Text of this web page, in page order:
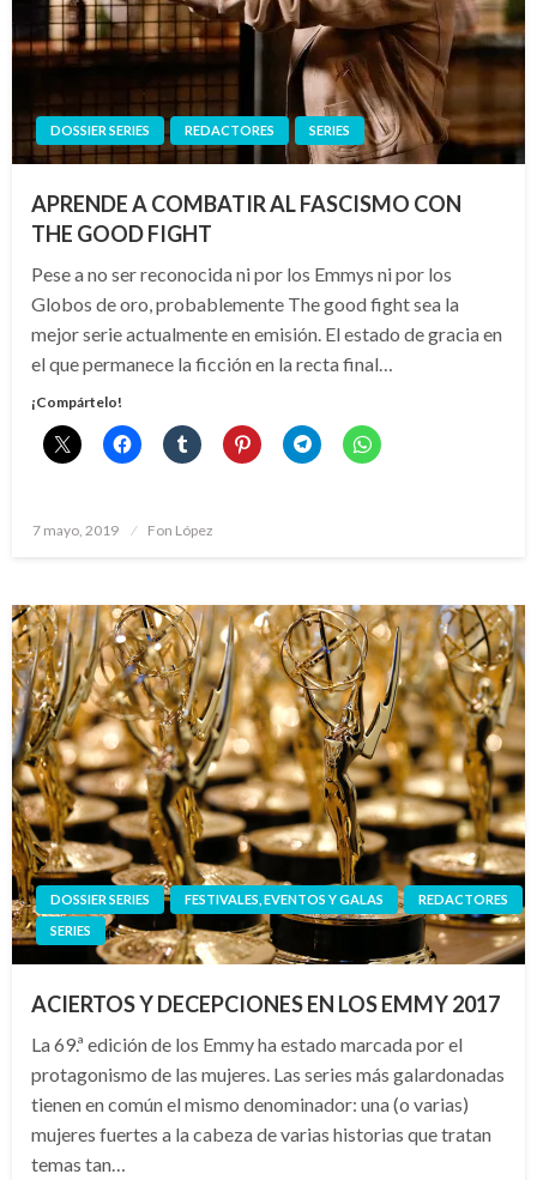
DOSSIER SERIES REDACTORES SERIES
APRENDE A COMBATIR AL FASCISMO CON
THE GOOD FIGHT
Pese a no ser reconocida ni por los Emmys ni por los
Globos de oro, probablemente The good fight sea la
mejor serie actualmente en emisión. El estado de gracia en
el que permanece la ficción en la recta final…
¡Compártelo!
Publicado
7 mayo, 2019 Fon López
DOSSIER SERIES FESTIVALES, EVENTOS Y GALAS
REDACTORES
SERIES
ACIERTOS Y DECEPCIONES EN LOS EMMY 2017
La 69.ª edición de los Emmy ha estado marcada por el
protagonismo de las mujeres. Las series más galardonadas
tienen en común el mismo denominador: una (o varias)
mujeres fuertes a la cabeza de varias historias que tratan
temas tan…